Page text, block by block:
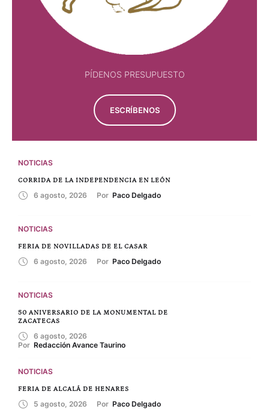
PÍDENOS PRESUPUESTO
ESCRÍBENOS
NOTICIAS
CORRIDA DE LA INDEPENDENCIA EN LEÓN
6 agosto, 2026 Por Paco Delgado
NOTICIAS
FERIA DE NOVILLADAS DE EL CASAR
6 agosto, 2026 Por Paco Delgado
NOTICIAS
50 ANIVERSARIO DE LA MONUMENTAL DE
ZACATECAS
6 agosto, 2026
Por Redacción Avance Taurino
NOTICIAS
FERIA DE ALCALÁ DE HENARES
5 agosto, 2026 Por Paco Delgado